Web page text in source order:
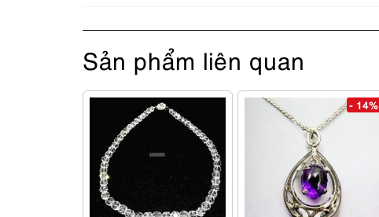
Sản phẩm liên quan
- 14%